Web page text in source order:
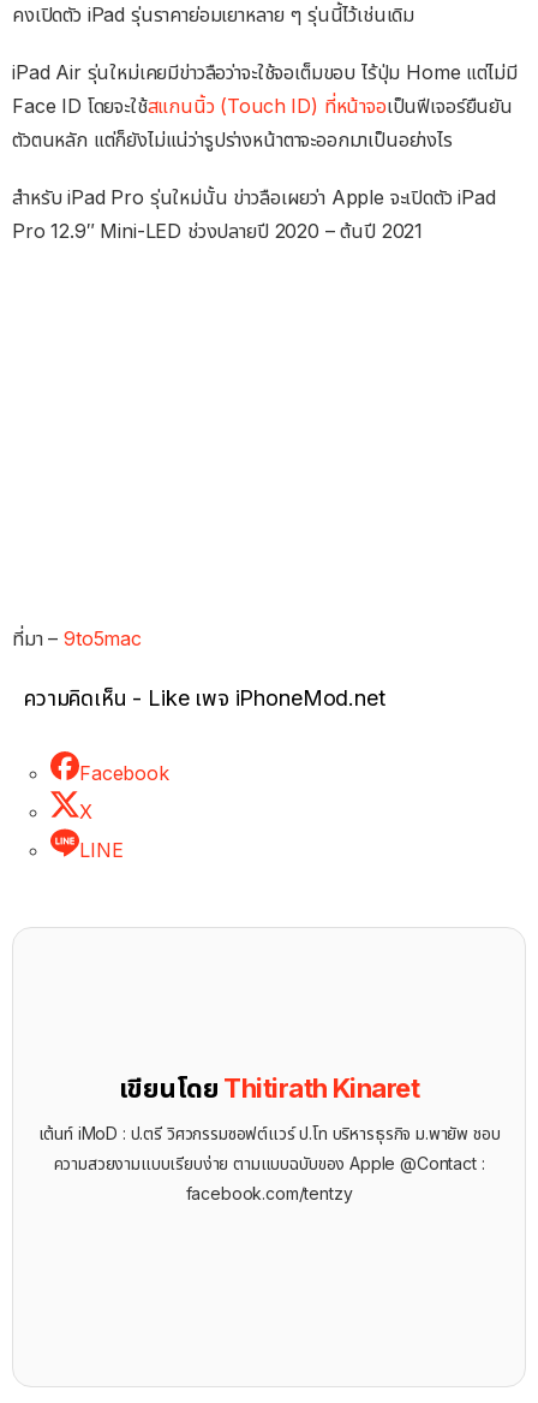
คงเปิดตัว iPad รุ่นราคาย่อมเยาหลาย ๆ รุ่นนี้ไว้เช่นเดิม
iPad Air รุ่นใหม่เคยมีข่าวลือว่าจะใช้จอเต็มขอบ ไร้ปุ่ม Home แต่ไม่มี
Face ID โดยจะใช้สแกนนิ้ว (Touch ID) ที่หน้าจอเป็นฟีเจอร์ยืนยัน
ตัวตนหลัก แต่ก็ยังไม่แน่ว่ารูปร่างหน้าตาจะออกมาเป็นอย่างไร
สำหรับ iPad Pro รุ่นใหม่นั้น ข่าวลือเผยว่า Apple จะเปิดตัว iPad
Pro 12.9″ Mini-LED ช่วงปลายปี 2020 – ต้นปี 2021
ที่มา –9to5mac
ความคิดเห็น - Like เพจ iPhoneMod.net
Facebook
X
LINE
เขียนโดย Thitirath Kinaret
เต้นท์ iMoD : ป.ตรี วิศวกรรมซอฟต์แวร์ ป.โท บริหารธุรกิจ ม.พายัพ ชอบ
ความสวยงามแบบเรียบง่าย ตามแบบฉบับของ Apple @Contact :
facebook.com/tentzy